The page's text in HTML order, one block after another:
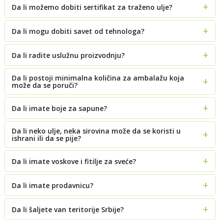
Da li možemo dobiti sertifikat za traženo ulje?
Da li mogu dobiti savet od tehnologa?
Da li radite uslužnu proizvodnju?
Da li postoji minimalna količina za ambalažu koja
može da se poruči?
Da li imate boje za sapune?
Da li neko ulje, neka sirovina može da se koristi u
ishrani ili da se pije?
Da li imate voskove i fitilje za sveće?
Da li imate prodavnicu?
Da li šaljete van teritorije Srbije?